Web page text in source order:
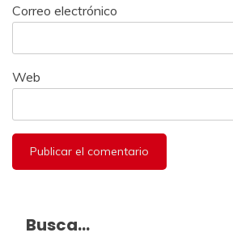
Correo electrónico
Web
Busca…